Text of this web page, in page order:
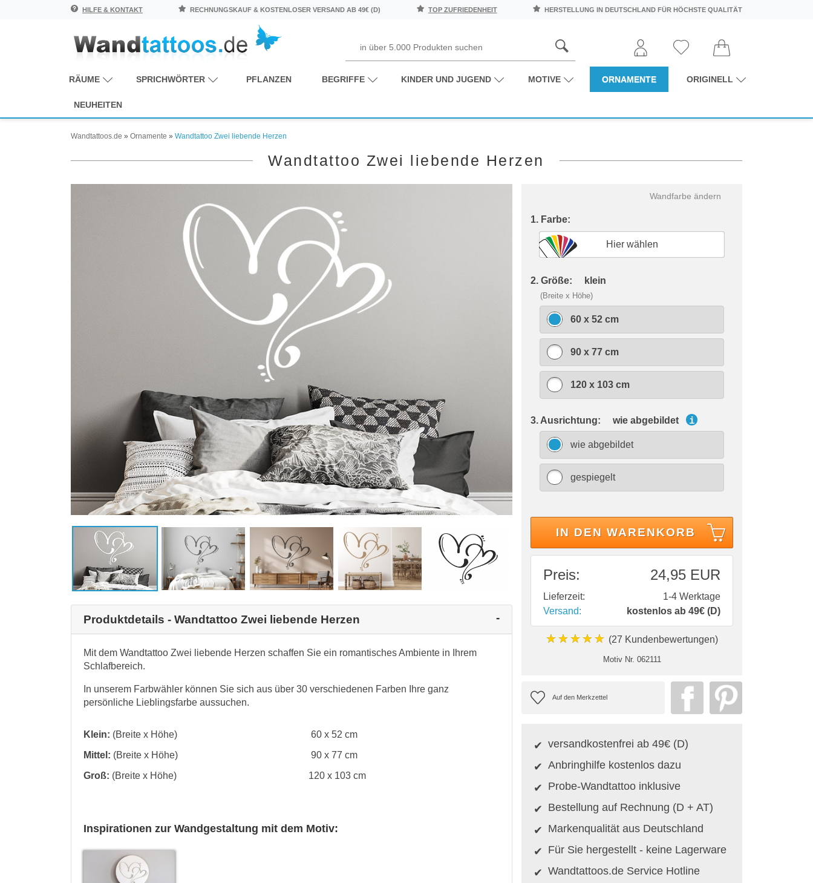
HILFE & KONTAKT RECHNUNGSKAUF & KOSTENLOSER VERSAND AB 49€ (D) TOP ZUFRIEDENHEIT HERSTELLUNG IN DEUTSCHLAND FÜR HÖCHSTE QUALITÄT
RÄUME SPRICHWÖRTER PFLANZEN BEGRIFFE KINDER UND JUGEND MOTIVE ORNAMENTE ORIGINELL
NEUHEITEN
Wandtattoos.de » Ornamente » Wandtattoo Zwei liebende Herzen
Wandtattoo Zwei liebende Herzen
Produktdetails - Wandtattoo Zwei liebende Herzen
Mit dem Wandtattoo Zwei liebende Herzen schaffen Sie ein romantisches Ambiente in Ihrem
Schlafbereich.
In unserem Farbwähler können Sie sich aus über 30 verschiedenen Farben Ihre ganz
persönliche Lieblingsfarbe aussuchen.
Klein: (Breite x Höhe)
60 x 52 cm
Mittel: (Breite x Höhe)
90 x 77 cm
Groß: (Breite x Höhe) 120 x 103 cm
Inspirationen zur Wandgestaltung mit dem Motiv:
Wandfarbe ändern
1. Farbe:
Hier wählen
2. Größe: klein
(Breite x Höhe)
60 x 52 cm
90 x 77 cm
120 x 103 cm
3. Ausrichtung: wie abgebildet i
wie abgebildet
gespiegelt
IN DEN WARENKORB
Preis: 24,95 EUR
Lieferzeit:
1-4 Werktage
Versand:
kostenlos ab 49€ (D)
★★★★★ (27 Kundenbewertungen)
Motiv Nr. 062111
versandkostenfrei ab 49€ (D)
Anbringhilfe kostenlos dazu
Probe-Wandtattoo inklusive
Bestellung auf Rechnung (D + AT)
Markenqualität aus Deutschland
Für Sie hergestellt - keine Lagerware
Wandtattoos.de Service Hotline